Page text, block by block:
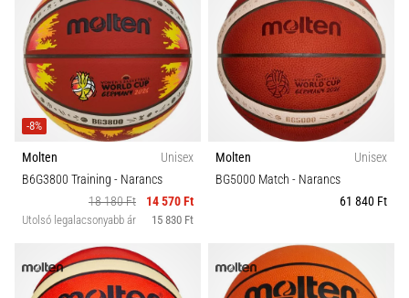
-8%
Molten
Unisex
B6G3800 Training - Narancs
18 180 Ft
14 570 Ft
Utolsó legalacsonyabb ár 15 830 Ft
Molten
Unisex
BG5000 Match - Narancs
61 840 Ft